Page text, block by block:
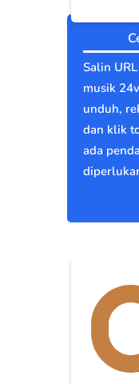
Salin
musik
unduh,
dan klik
ada